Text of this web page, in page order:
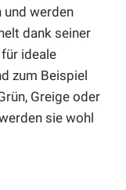
und werden
dank seiner
ideale
zum Beispiel
Greige oder
sie wohl